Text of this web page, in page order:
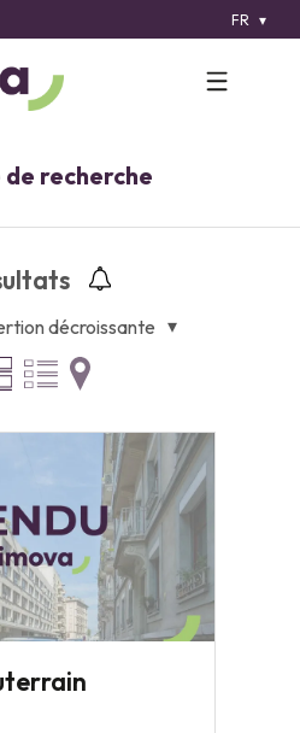
FR
recherche
décroissante